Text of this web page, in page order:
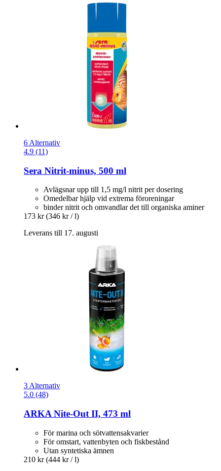
6 Alternativ
4.9 (11)
Sera Nitrit-​minus, 500 ml
Avlägsnar upp till 1,5 mg/l nitrit per dosering
Omedelbar hjälp vid extrema föroreningar
binder nitrit och omvandlar det till organiska aminer
173 kr (346 kr / l)
Leverans till 17. augusti
3 Alternativ
5.0 (48)
ARKA Nite-​Out II, 473 ml
För marina och sötvattensakvarier
För omstart, vattenbyten och fiskbestånd
Utan syntetiska ämnen
210 kr (444 kr / l)